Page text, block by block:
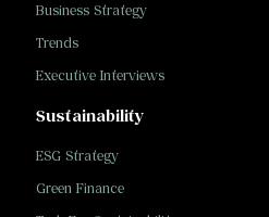
Business Strategy
Trends
Executive Interviews
Sustainability
ESG Strategy
Green Finance